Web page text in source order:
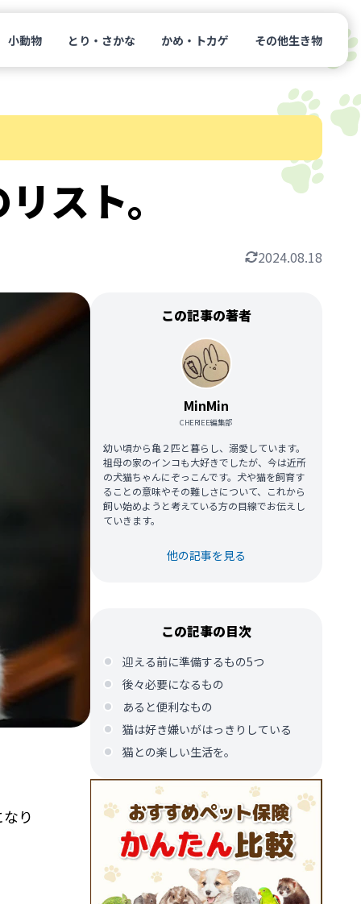
小動物 とり・さかな かめ・トカゲ その他生き物
スト。
2024.08.18
り
この記事の著者
MinMin
CHERIEE編集部
幼い頃から亀２匹と暮らし、溺愛しています。
祖母の家のインコも大好きでしたが、今は近所
の犬猫ちゃんにぞっこんです。犬や猫を飼育す
ることの意味やその難しさについて、これから
飼い始めようと考えている方の目線でお伝えし
ていきます。
他の記事を見る
この記事の目次
迎える前に準備するもの5つ
後々必要になるもの
あると便利なもの
猫は好き嫌いがはっきりしている
猫との楽しい生活を。